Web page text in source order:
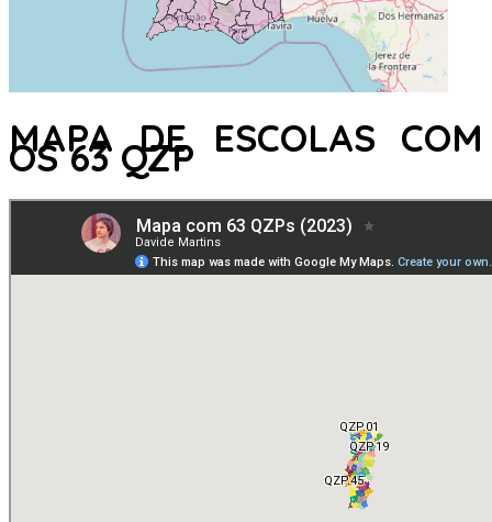
MAPA DE ESCOLAS COM
OS 63 QZP